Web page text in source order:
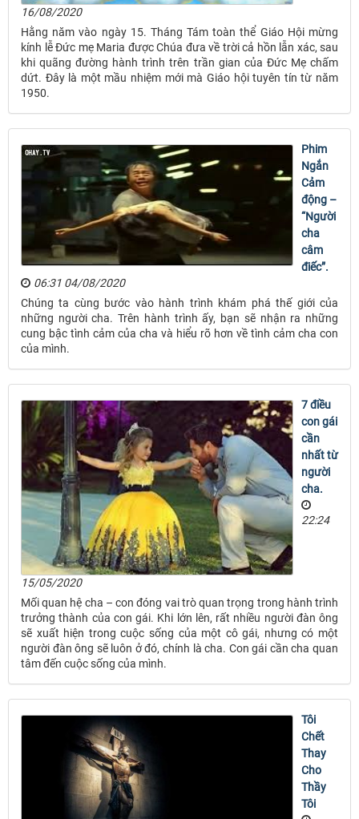
16/08/2020
Hằng năm vào ngày 15. Tháng Tám toàn thể Giáo Hội mừng
kính lễ Đức mẹ Maria được Chúa đưa về trời cả hồn lẫn xác, sau
khi quãng đường hành trình trên trần gian của Đức Mẹ chấm
dứt. Đây là một mầu nhiệm mới mà Giáo hội tuyên tín từ năm
1950.
Phim
Ngắn
Cảm
động –
“Người
cha
câm
điếc”.
06:31 04/08/2020
Chúng ta cùng bước vào hành trình khám phá thế giới của
những người cha. Trên hành trình ấy, bạn sẽ nhận ra những
cung bậc tình cảm của cha và hiểu rõ hơn về tình cảm cha con
của mình.
7 điều
con gái
cần
nhất từ
người
cha.
22:24
15/05/2020
Mối quan hệ cha – con đóng vai trò quan trọng trong hành trình
trưởng thành của con gái. Khi lớn lên, rất nhiều người đàn ông
sẽ xuất hiện trong cuộc sống của một cô gái, nhưng có một
người đàn ông sẽ luôn ở đó, chính là cha. Con gái cần cha quan
tâm đến cuộc sống của mình.
Tôi
Chết
Thay
Cho
Thầy
Tôi